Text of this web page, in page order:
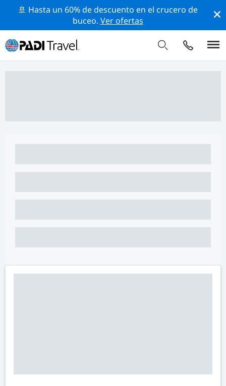
🚢 Hasta un 60% de descuento en el crucero de
buceo. Ver ofertas